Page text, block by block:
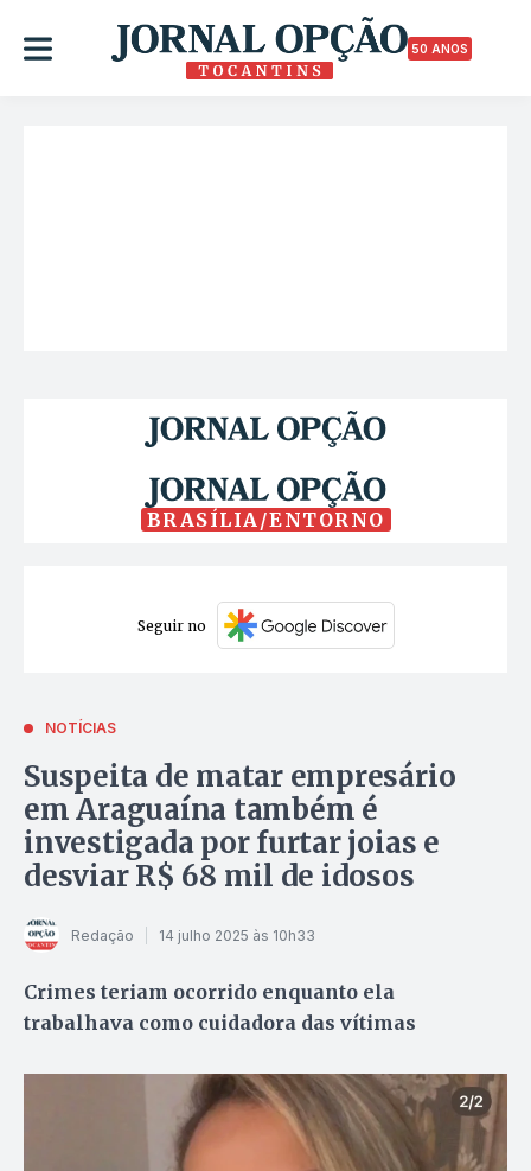
50 ANOS
BRASÍLIA/ENTORNO
Seguir no
NOTÍCIAS
Suspeita de matar empresário
em Araguaína também é
investigada por furtar joias e
desviar R$ 68 mil de idosos
Redação 14 julho 2025 às 10h33
Crimes teriam ocorrido enquanto ela
trabalhava como cuidadora das vítimas